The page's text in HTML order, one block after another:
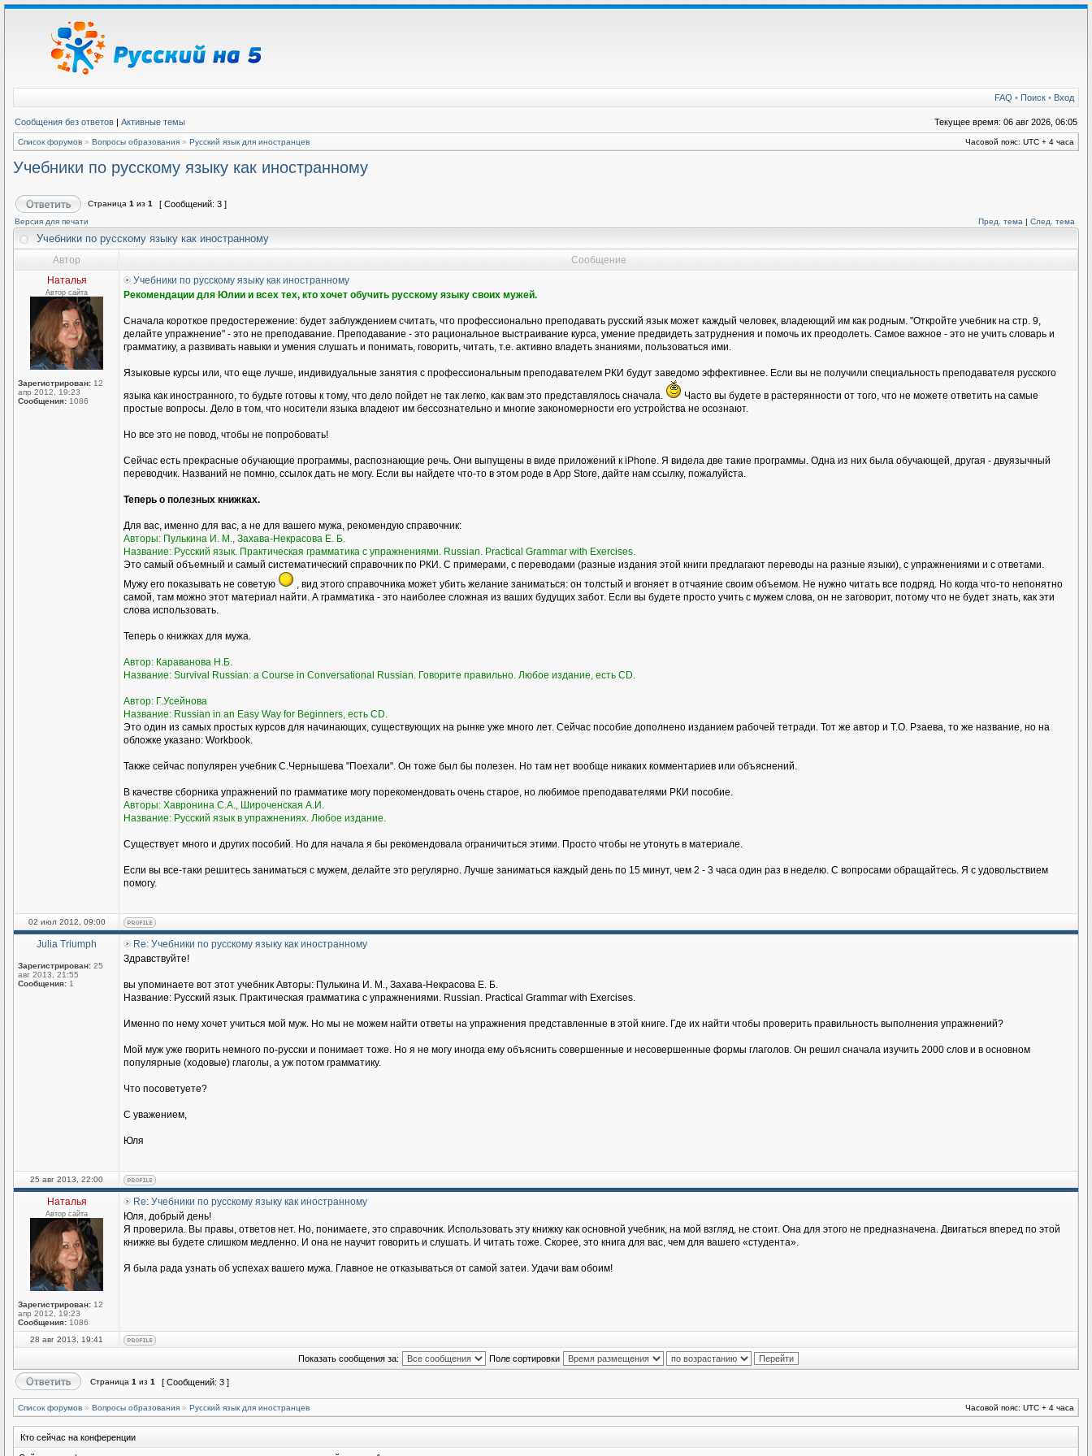
FAQ • Поиск • Вход
Сообщения без ответов | Активные темы Текущее время: 06 авг 2026, 06:05
Список форумов » Вопросы образования » Русский язык для иностранцев Часовой пояс: UTC + 4 часа
Учебники по русскому языку как иностранному
Страница 1 из 1 [ Сообщений: 3 ]
Версия для печати Пред. тема | След. тема
Учебники по русскому языку как иностранному
Автор
Сообщение
Наталья
Автор сайта
Зарегистрирован: 12
апр 2012, 19:23
Сообщения: 1086
Учебники по русскому языку как иностранному
Рекомендации для Юлии и всех тех, кто хочет обучить русскому языку своих мужей.
Сначала короткое предостережение: будет заблуждением считать, что профессионально преподавать русский язык может каждый человек, владеющий им как родным. "Откройте учебник на стр. 9,
делайте упражнение" - это не преподавание. Преподавание - это рациональное выстраивание курса, умение предвидеть затруднения и помочь их преодолеть. Самое важное - это не учить словарь и
грамматику, а развивать навыки и умения слушать и понимать, говорить, читать, т.е. активно владеть знаниями, пользоваться ими.
Языковые курсы или, что еще лучше, индивидуальные занятия с профессиональным преподавателем РКИ будут заведомо эффективнее. Если вы не получили специальность преподавателя русского
языка как иностранного, то будьте готовы к тому, что дело пойдет не так легко, как вам это представлялось сначала.
Часто вы будете в растерянности от того, что не можете ответить на самые
простые вопросы. Дело в том, что носители языка владеют им бессознательно и многие закономерности его устройства не осознают.
Но все это не повод, чтобы не попробовать!
Сейчас есть прекрасные обучающие программы, распознающие речь. Они выпущены в виде приложений к iPhone. Я видела две такие программы. Одна из них была обучающей, другая - двуязычный
переводчик. Названий не помню, ссылок дать не могу. Если вы найдете что-то в этом роде в Аpp Store, дайте нам ссылку, пожалуйста.
Теперь о полезных книжках.
Для вас, именно для вас, а не для вашего мужа, рекомендую справочник:
Авторы: Пулькина И. М., Захава-Некрасова Е. Б.
Название: Русский язык. Практическая грамматика с упражнениями. Russian. Practical Grammar with Exercises.
Это самый объемный и самый систематический справочник по РКИ. С примерами, с переводами (разные издания этой книги предлагают переводы на разные языки), с упражнениями и с ответами.
Мужу его показывать не советую
, вид этого справочника может убить желание заниматься: он толстый и вгоняет в отчаяние своим объемом. Не нужно читать все подряд. Но когда что-то непонятно
самой, там можно этот материал найти. А грамматика - это наиболее сложная из ваших будущих забот. Если вы будете просто учить с мужем слова, он не заговорит, потому что не будет знать, как эти
слова использовать.
Теперь о книжках для мужа.
Автор: Караванова Н.Б.
Название: Survival Russian: а Course in Conversational Russian. Говорите правильно. Любое издание, есть CD.
Автор: Г.Усейнова
Название: Russian in an Easy Way for Beginners, есть СD.
Это один из самых простых курсов для начинающих, существующих на рынке уже много лет. Сейчас пособие дополнено изданием рабочей тетради. Тот же автор и Т.О. Рзаева, то же название, но на
обложке указано: Workbook.
Также сейчас популярен учебник С.Чернышева "Поехали". Он тоже был бы полезен. Но там нет вообще никаких комментариев или объяснений.
В качестве сборника упражнений по грамматике могу порекомендовать очень старое, но любимое преподавателями РКИ пособие.
Авторы: Хавронина С.А., Широченская А.И.
Название: Русский язык в упражнениях. Любое издание.
Существует много и других пособий. Но для начала я бы рекомендовала ограничиться этими. Просто чтобы не утонуть в материале.
Если вы все-таки решитесь заниматься с мужем, делайте это регулярно. Лучше заниматься каждый день по 15 минут, чем 2 - 3 часа один раз в неделю. С вопросами обращайтесь. Я с удовольствием
помогу.
02 июл 2012, 09:00
Julia Triumph
Зарегистрирован: 25
авг 2013, 21:55
Сообщения: 1
Re: Учебники по русскому языку как иностранному
Здравствуйте!
вы упоминаете вот этот учебник Авторы: Пулькина И. М., Захава-Некрасова Е. Б.
Название: Русский язык. Практическая грамматика с упражнениями. Russian. Practical Grammar with Exercises.
Именно по нему хочет учиться мой муж. Но мы не можем найти ответы на упражнения представленные в этой книге. Где их найти чтобы проверить правильность выполнения упражнений?
Мой муж уже гворить немного по-русски и понимает тоже. Но я не могу иногда ему объяснить совершенные и несовершенные формы глаголов. Он решил сначала изучить 2000 слов и в основном
популярные (ходовые) глаголы, а уж потом грамматику.
Что посоветуете?
С уважением,
Юля
25 авг 2013, 22:00
Наталья
Автор сайта
Зарегистрирован: 12
апр 2012, 19:23
Сообщения: 1086
Re: Учебники по русскому языку как иностранному
Юля, добрый день!
Я проверила. Вы правы, ответов нет. Но, понимаете, это справочник. Использовать эту книжку как основной учебник, на мой взгляд, не стоит. Она для этого не предназначена. Двигаться вперед по этой
книжке вы будете слишком медленно. И она не научит говорить и слушать. И читать тоже. Скорее, это книга для вас, чем для вашего «студента».
Я была рада узнать об успехах вашего мужа. Главное не отказываться от самой затеи. Удачи вам обоим!
28 авг 2013, 19:41
Показать сообщения за: Поле сортировки
Страница 1 из 1 [ Сообщений: 3 ]
Список форумов » Вопросы образования » Русский язык для иностранцев Часовой пояс: UTC + 4 часа
Кто сейчас на конференции